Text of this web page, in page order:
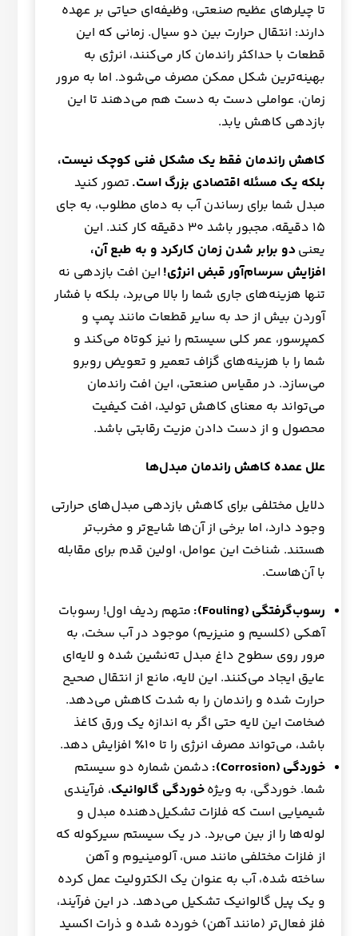
تا چیلرهای عظیم صنعتی، وظیفه‌ای حیاتی بر عهده
دارند: انتقال حرارت بین دو سیال. زمانی که این
قطعات با حداکثر راندمان کار می‌کنند، انرژی به
بهینه‌ترین شکل ممکن مصرف می‌شود. اما به مرور
زمان، عواملی دست به دست هم می‌دهند تا این
بازدهی کاهش یابد.
کاهش راندمان فقط یک مشکل فنی کوچک نیست،
بلکه یک مسئله اقتصادی بزرگ است. تصور کنید
مبدل شما برای رساندن آب به دمای مطلوب، به جای
۱۵ دقیقه، مجبور باشد ۳۰ دقیقه کار کند. این
یعنیدو برابر شدن زمان کارکرد و به طبع آن،
افزایش سرسام‌آور قبض انرژی! این افت بازدهی نه
تنها هزینه‌های جاری شما را بالا می‌برد، بلکه با فشار
آوردن بیش از حد به سایر قطعات مانند پمپ و
کمپرسور، عمر کلی سیستم را نیز کوتاه می‌کند و
شما را با هزینه‌های گزاف تعمیر و تعویض روبرو
می‌سازد. در مقیاس صنعتی، این افت راندمان
می‌تواند به معنای کاهش تولید، افت کیفیت
محصول و از دست دادن مزیت رقابتی باشد.
علل عمده کاهش راندمان مبدل‌ها
دلایل مختلفی برای کاهش بازدهی مبدل‌های حرارتی
وجود دارد، اما برخی از آن‌ها شایع‌تر و مخرب‌تر
هستند. شناخت این عوامل، اولین قدم برای مقابله
با آن‌هاست.
رسوب‌گرفتگی (Fouling):
متهم ردیف اول! رسوبات
آهکی (کلسیم و منیزیم) موجود در آب سخت، به
مرور روی سطوح داغ مبدل ته‌نشین شده و لایه‌ای
عایق ایجاد می‌کنند. این لایه، مانع از انتقال صحیح
حرارت شده و راندمان را به شدت کاهش می‌دهد.
ضخامت این لایه حتی اگر به اندازه یک ورق کاغذ
باشد، می‌تواند مصرف انرژی را تا ۱۰٪ افزایش دهد.
خوردگی (Corrosion):
دشمن شماره دو سیستم
شما. خوردگی، به ویژهخوردگی گالوانیک، فرآیندی
شیمیایی است که فلزات تشکیل‌دهنده مبدل و
لوله‌ها را از بین می‌برد. در یک سیستم سیرکوله که
از فلزات مختلفی مانند مس، آلومینیوم و آهن
ساخته شده، آب به عنوان یک الکترولیت عمل کرده
و یک پیل گالوانیک تشکیل می‌دهد. در این فرآیند،
فلز فعال‌تر (مانند آهن) خورده شده و ذرات اکسید